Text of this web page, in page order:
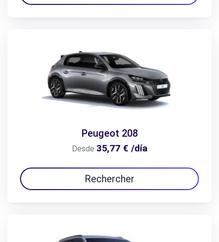
Peugeot 208
Desde 35,77 € /día
Rechercher